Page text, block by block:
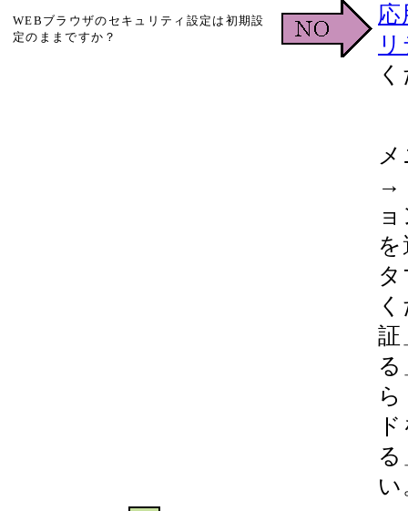
WEBブラウザのセキュリティ設定は初期設
定のままですか？
→
証
い